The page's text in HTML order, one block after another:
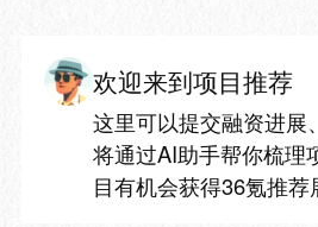
欢迎来到项目推荐
这里可以提交融资进展
将通过AI助手帮你梳理
目有机会获得36氪推荐